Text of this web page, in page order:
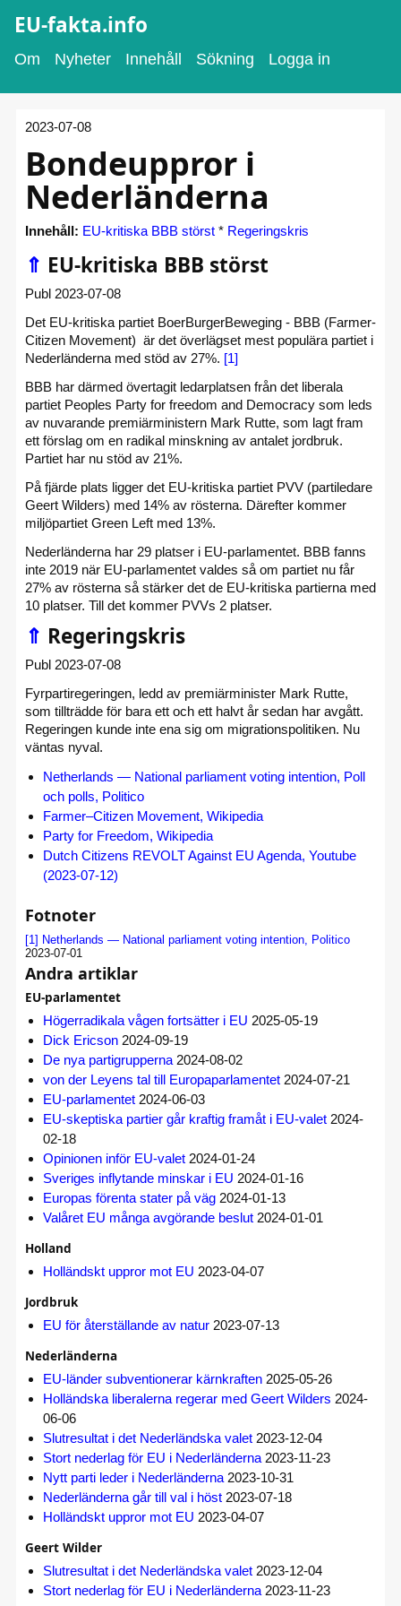
EU-fakta.info
Om Nyheter Innehåll Sökning Logga in
2023-07-08
Bondeuppror i
Nederländerna
Innehåll: EU-kritiska BBB störst * Regeringskris
⇑ EU-kritiska BBB störst
Publ 2023-07-08
Det EU-kritiska partiet BoerBurgerBeweging - BBB (Farmer-
Citizen Movement) är det överlägset mest populära partiet i
Nederländerna med stöd av 27%. [1]
BBB har därmed övertagit ledarplatsen från det liberala
partiet Peoples Party for freedom and Democracy som leds
av nuvarande premiärministern Mark Rutte, som lagt fram
ett förslag om en radikal minskning av antalet jordbruk.
Partiet har nu stöd av 21%.
På fjärde plats ligger det EU-kritiska partiet PVV (partiledare
Geert Wilders) med 14% av rösterna. Därefter kommer
miljöpartiet Green Left med 13%.
Nederländerna har 29 platser i EU-parlamentet. BBB fanns
inte 2019 när EU-parlamentet valdes så om partiet nu får
27% av rösterna så stärker det de EU-kritiska partierna med
10 platser. Till det kommer PVVs 2 platser.
⇑ Regeringskris
Publ 2023-07-08
Fyrpartiregeringen, ledd av premiärminister Mark Rutte,
som tillträdde för bara ett och ett halvt år sedan har avgått.
Regeringen kunde inte ena sig om migrationspolitiken. Nu
väntas nyval.
Netherlands — National parliament voting intention, Poll
och polls, Politico
Farmer–Citizen Movement, Wikipedia
Party for Freedom, Wikipedia
Dutch Citizens REVOLT Against EU Agenda, Youtube
(2023-07-12)
Fotnoter
[1] Netherlands — National parliament voting intention, Politico
2023-07-01
Andra artiklar
EU-parlamentet
Högerradikala vågen fortsätter i EU 2025-05-19
Dick Ericson 2024-09-19
De nya partigrupperna 2024-08-02
von der Leyens tal till Europaparlamentet 2024-07-21
EU-parlamentet 2024-06-03
EU-skeptiska partier går kraftig framåt i EU-valet 2024-
02-18
Opinionen inför EU-valet 2024-01-24
Sveriges inflytande minskar i EU 2024-01-16
Europas förenta stater på väg 2024-01-13
Valåret EU många avgörande beslut 2024-01-01
Holland
Holländskt uppror mot EU 2023-04-07
Jordbruk
EU för återställande av natur 2023-07-13
Nederländerna
EU-länder subventionerar kärnkraften 2025-05-26
Holländska liberalerna regerar med Geert Wilders 2024-
06-06
Slutresultat i det Nederländska valet 2023-12-04
Stort nederlag för EU i Nederländerna 2023-11-23
Nytt parti leder i Nederländerna 2023-10-31
Nederländerna går till val i höst 2023-07-18
Holländskt uppror mot EU 2023-04-07
Geert Wilder
Slutresultat i det Nederländska valet 2023-12-04
Stort nederlag för EU i Nederländerna 2023-11-23